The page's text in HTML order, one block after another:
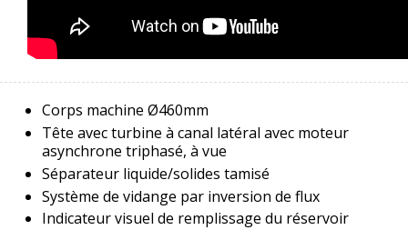
Corps machine Ø460mm
Tête avec turbine à canal latéral avec moteur
asynchrone triphasé, à vue
Séparateur liquide/solides tamisé
Système de vidange par inversion de flux
Indicateur visuel de remplissage du réservoir